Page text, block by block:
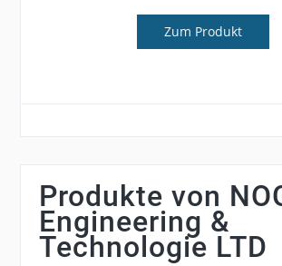
Zum Produkt
Produkte von
Engineering &
Technologie LTD